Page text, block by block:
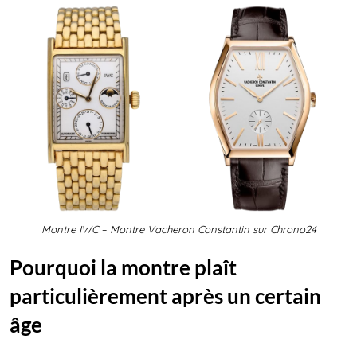
Montre IWC – Montre Vacheron Constantin sur Chrono24
Pourquoi la montre plaît
particulièrement après un certain
âge